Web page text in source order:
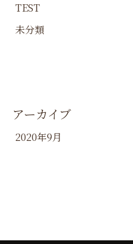
TEST
未分類
アーカイブ
2020年9月